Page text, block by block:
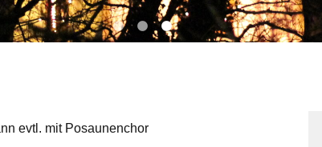
evtl. mit Posaunenchor